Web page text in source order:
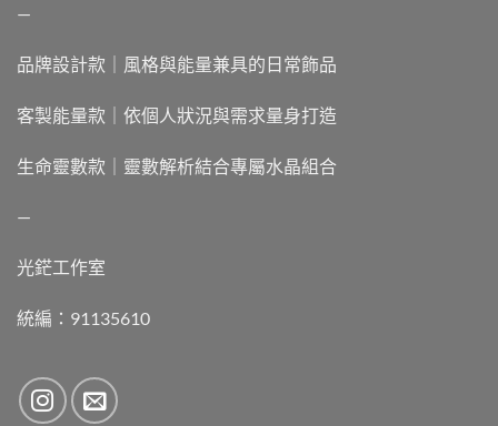
—
品牌設計款｜風格與能量兼具的日常飾品
客製能量款｜依個人狀況與需求量身打造
生命靈數款｜靈數解析結合專屬水晶組合
—
光鋩工作室
統編：91135610